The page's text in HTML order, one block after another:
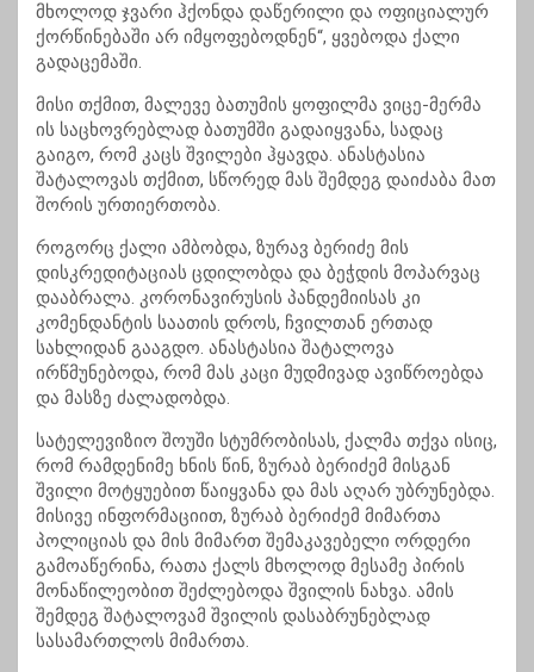
მხოლოდ ჯვარი ჰქონდა დაწერილი და ოფიციალურ
ქორწინებაში არ იმყოფებოდნენ“, ყვებოდა ქალი
გადაცემაში.
მისი თქმით, მალევე ბათუმის ყოფილმა ვიცე-მერმა
ის საცხოვრებლად ბათუმში გადაიყვანა, სადაც
გაიგო, რომ კაცს შვილები ჰყავდა. ანასტასია
შატალოვას თქმით, სწორედ მას შემდეგ დაიძაბა მათ
შორის ურთიერთობა.
როგორც ქალი ამბობდა, ზურავ ბერიძე მის
დისკრედიტაციას ცდილობდა და ბეჭდის მოპარვაც
დააბრალა. კორონავირუსის პანდემიისას კი
კომენდანტის საათის დროს, ჩვილთან ერთად
სახლიდან გააგდო. ანასტასია შატალოვა
ირწმუნებოდა, რომ მას კაცი მუდმივად ავიწროებდა
და მასზე ძალადობდა.
სატელევიზიო შოუში სტუმრობისას, ქალმა თქვა ისიც,
რომ რამდენიმე ხნის წინ, ზურაბ ბერიძემ მისგან
შვილი მოტყუებით წაიყვანა და მას აღარ უბრუნებდა.
მისივე ინფორმაციით, ზურაბ ბერიძემ მიმართა
პოლიციას და მის მიმართ შემაკავებელი ორდერი
გამოაწერინა, რათა ქალს მხოლოდ მესამე პირის
მონაწილეობით შეძლებოდა შვილის ნახვა. ამის
შემდეგ შატალოვამ შვილის დასაბრუნებლად
სასამართლოს მიმართა.